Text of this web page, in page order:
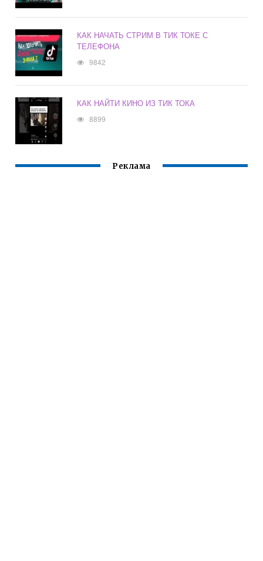
КАК НАЧАТЬ СТРИМ В ТИК ТОКЕ С
ТЕЛЕФОНА
9842
КАК НАЙТИ КИНО ИЗ ТИК ТОКА
8899
Реклама